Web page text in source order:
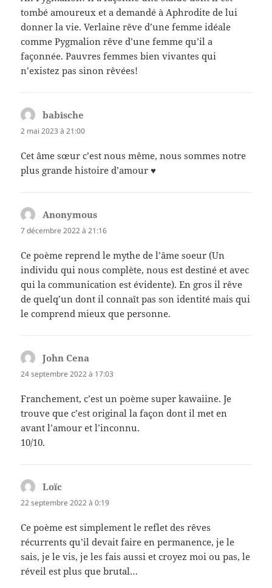
tombé amoureux et a demandé à Aphrodite de lui
donner la vie. Verlaine rêve d’une femme idéale
comme Pygmalion rêve d’une femme qu’il a
façonnée. Pauvres femmes bien vivantes qui
n’existez pas sinon rêvées!
babische
2 mai 2023 à 21:00
Cet âme sœur c’est nous même, nous sommes notre
plus grande histoire d’amour ♥
Anonymous
7 décembre 2022 à 21:16
Ce poème reprend le mythe de l’âme soeur (Un
individu qui nous complète, nous est destiné et avec
qui la communication est évidente). En gros il rêve
de quelq’un dont il connaît pas son identité mais qui
le comprend mieux que personne.
John Cena
24 septembre 2022 à 17:03
Franchement, c’est un poème super kawaiine. Je
trouve que c’est original la façon dont il met en
avant l’amour et l’inconnu.
10/10.
Loïc
22 septembre 2022 à 0:19
Ce poème est simplement le reflet des rêves
récurrents qu’il devait faire en permanence, je le
sais, je le vis, je les fais aussi et croyez moi ou pas, le
réveil est plus que brutal…